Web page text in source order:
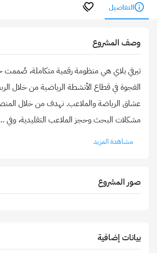
التفاصيل
وصف المشروع
تيرفي بلاي هي منظومة رقمية متكاملة،
الفجوة في قطاع الأنشطة الرياضية من خلال
عشاق الرياضة والملاعب. نهدف من خلال
مشكلات البحث وحجز الملاعب التقليدية، وفي
مشاهدة المزيد
صور المشروع
بيانات إضافية